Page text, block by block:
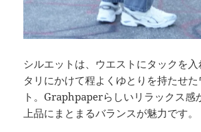
シルエットは、ウエストにタックを
タリにかけて程よくゆとりを持たせ
ト。Graphpaperらしいリラックス感
上品にまとまるバランスが魅力です。